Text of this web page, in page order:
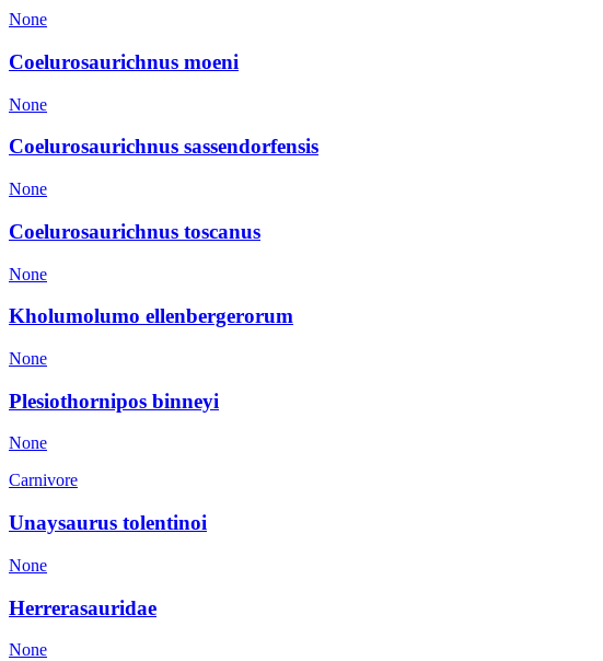
None
Coelurosaurichnus moeni
None
Coelurosaurichnus sassendorfensis
None
Coelurosaurichnus toscanus
None
Kholumolumo ellenbergerorum
None
Plesiothornipos binneyi
None
Carnivore
Unaysaurus tolentinoi
None
Herrerasauridae
None